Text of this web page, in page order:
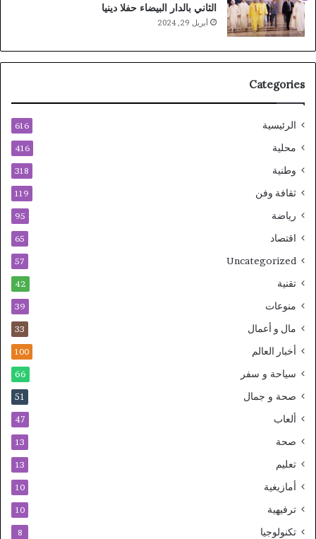
الثاني بالدار البيضاء حفلا دينيا
أبريل 29, 2024
Categories
الرئيسية 616
محلية 416
وطنية 318
ثقافة وفن 119
رياضة 95
اقتصاد 65
Uncategorized
57
تقنية 42
منوعات 39
مال و أعمال 33
أخبار العالم 100
سياحة و سفر 66
صحة و جمال 51
ألعاب 47
صحة 13
تعليم 13
أمازيغية 10
ترفيهية 10
تكنولوجيا 8